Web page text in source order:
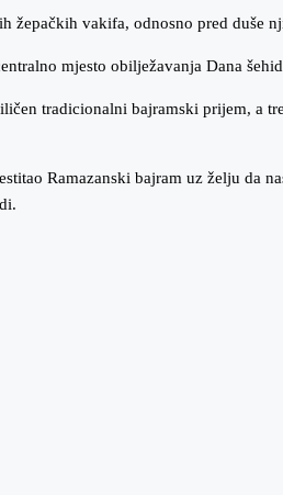
žepačkih vakifa, odnosno pred duše
mjesto obilježavanja Dana
tradicionalni bajramski prijem, a
Ramazanski bajram uz želju da